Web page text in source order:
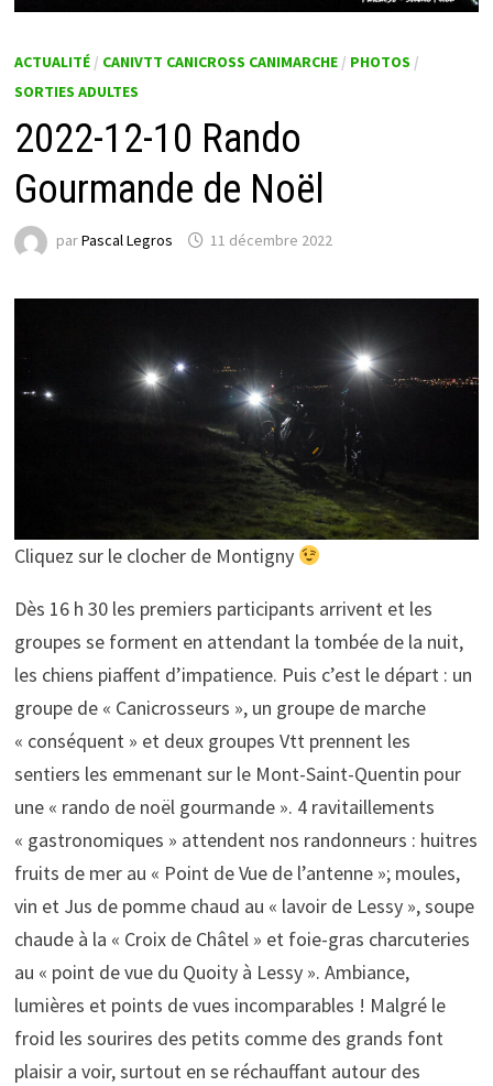
ACTUALITÉ/ CANIVTT CANICROSS CANIMARCHE/ PHOTOS /
SORTIES ADULTES
2022-12-10 Rando
Gourmande de Noël
parPascal Legros 11 décembre 2022
Cliquez sur le clocher de Montigny
Dès 16 h 30 les premiers participants arrivent et les
groupes se forment en attendant la tombée de la nuit,
les chiens piaffent d’impatience. Puis c’est le départ : un
groupe de « Canicrosseurs », un groupe de marche
« conséquent » et deux groupes Vtt prennent les
sentiers les emmenant sur le Mont-Saint-Quentin pour
une « rando de noël gourmande ». 4 ravitaillements
« gastronomiques » attendent nos randonneurs : huitres
fruits de mer au « Point de Vue de l’antenne »; moules,
vin et Jus de pomme chaud au « lavoir de Lessy », soupe
chaude à la « Croix de Châtel » et foie-gras charcuteries
au « point de vue du Quoity à Lessy ». Ambiance,
lumières et points de vues incomparables ! Malgré le
froid les sourires des petits comme des grands font
plaisir a voir, surtout en se réchauffant autour des